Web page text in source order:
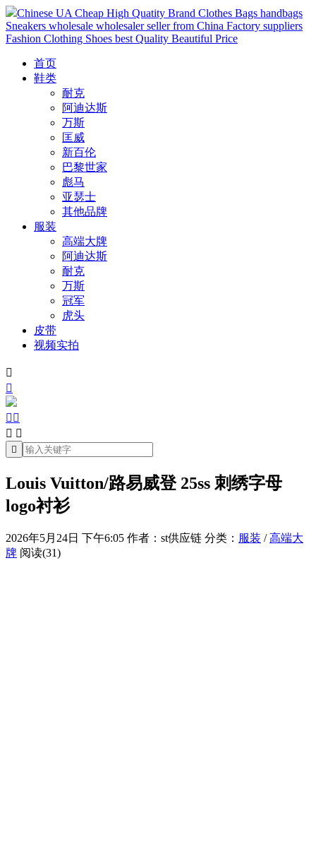
Chinese UA Cheap High Quatity Brand Clothes Bags handbags
Sneakers wholesale wholesaler seller from China Factory suppliers
Fashion Clothing Shoes best Quality Beautiful Price
首页
鞋类
耐克
阿迪达斯
万斯
匡威
新百伦
巴黎世家
彪马
亚瑟士
其他品牌
服装
高端大牌
阿迪达斯
耐克
万斯
冠军
虎头
皮带
视频实拍


 
 

Louis Vuitton/路易威登 25ss 刺绣字母
logo衬衫
2026年5月24日 下午6:05 作者：st供应链 分类： 服装 /高端大
牌 阅读(31)